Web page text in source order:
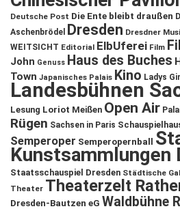
Deutsche Post Die Ente bleibt draußen
Aschenbrödel
Dresden Dresdner
WEITSICHT Editorial ElbUferei Film
John Genuss Haus des Buches
Town Japanisches Palais Kino Ladys
Landesbühnen
Lesung Loriot Meißen Open Air
Rügen Sachsen in Paris
Semperoper Semperopernball
Kunstsammlungen
Staatsschauspiel Dresden Städtische
Theater Theaterzelt
Dresden-Bautzen eG Waldbühne